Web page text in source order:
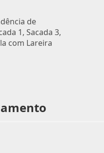
de
1, Sacada 3,
com Lareira